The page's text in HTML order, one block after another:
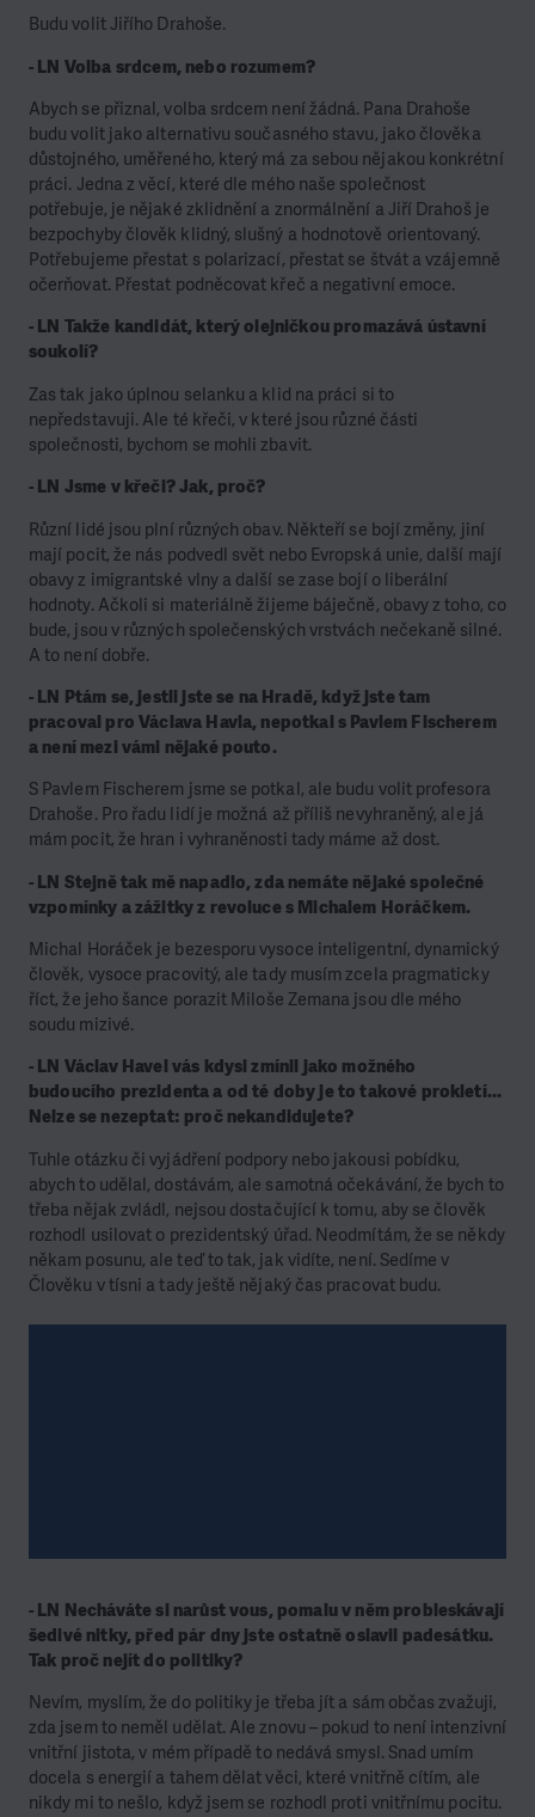
Budu volit Jiřího Drahoše.
- LN Volba srdcem, nebo rozumem?
Abych se přiznal, volba srdcem není žádná. Pana Drahoše
budu volit jako alternativu současného stavu, jako člověka
důstojného, uměřeného, který má za sebou nějakou konkrétní
práci. Jedna z věcí, které dle mého naše společnost
potřebuje, je nějaké zklidnění a znormálnění a Jiří Drahoš je
bezpochyby člověk klidný, slušný a hodnotově orientovaný.
Potřebujeme přestat s polarizací, přestat se štvát a vzájemně
očerňovat. Přestat podněcovat křeč a negativní emoce.
- LN Takže kandidát, který olejničkou promazává ústavní
soukolí?
Zas tak jako úplnou selanku a klid na práci si to
nepředstavuji. Ale té křeči, v které jsou různé části
společnosti, bychom se mohli zbavit.
- LN Jsme v křeči? Jak, proč?
Různí lidé jsou plní různých obav. Někteří se bojí změny, jiní
mají pocit, že nás podvedl svět nebo Evropská unie, další mají
obavy z imigrantské vlny a další se zase bojí o liberální
hodnoty. Ačkoli si materiálně žijeme báječně, obavy z toho, co
bude, jsou v různých společenských vrstvách nečekaně silné.
A to není dobře.
- LN Ptám se, jestli jste se na Hradě, když jste tam
pracoval pro Václava Havla, nepotkal s Pavlem Fischerem
a není mezi vámi nějaké pouto.
S Pavlem Fischerem jsme se potkal, ale budu volit profesora
Drahoše. Pro řadu lidí je možná až příliš nevyhraněný, ale já
mám pocit, že hran i vyhraněnosti tady máme až dost.
- LN Stejně tak mě napadlo, zda nemáte nějaké společné
vzpomínky a zážitky z revoluce s Michalem Horáčkem.
Michal Horáček je bezesporu vysoce inteligentní, dynamický
člověk, vysoce pracovitý, ale tady musím zcela pragmaticky
říct, že jeho šance porazit Miloše Zemana jsou dle mého
soudu mizivé.
- LN Václav Havel vás kdysi zmínil jako možného
budoucího prezidenta a od té doby je to takové prokletí...
Nelze se nezeptat: proč nekandidujete?
Tuhle otázku či vyjádření podpory nebo jakousi pobídku,
abych to udělal, dostávám, ale samotná očekávání, že bych to
třeba nějak zvládl, nejsou dostačující k tomu, aby se člověk
rozhodl usilovat o prezidentský úřad. Neodmítám, že se někdy
někam posunu, ale teď to tak, jak vidíte, není. Sedíme v
Člověku v tísni a tady ještě nějaký čas pracovat budu.
- LN Necháváte si narůst vous, pomalu v něm probleskávají
šedivé nitky, před pár dny jste ostatně oslavil padesátku.
Tak proč nejít do politiky?
Nevím, myslím, že do politiky je třeba jít a sám občas zvažuji,
zda jsem to neměl udělat. Ale znovu – pokud to není intenzivní
vnitřní jistota, v mém případě to nedává smysl. Snad umím
docela s energií a tahem dělat věci, které vnitřně cítím, ale
nikdy mi to nešlo, když jsem se rozhodl proti vnitřnímu pocitu.